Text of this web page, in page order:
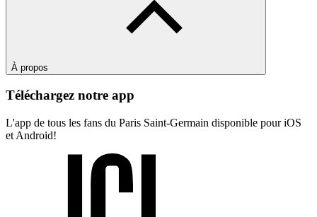
À propos
Téléchargez notre app
L'app de tous les fans du Paris Saint-Germain disponible pour iOS
et Android!